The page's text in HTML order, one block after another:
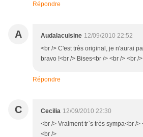
Répondre
A Audalacuisine 12/09/2010 22:52
<br /> C'est très original, je n'aurai
bravo !<br /> Bises<br /> <br /> <br />
Répondre
C Cecilia 12/09/2010 22:30
<br /> Vraiment tr`s très sympa<br /
<br />